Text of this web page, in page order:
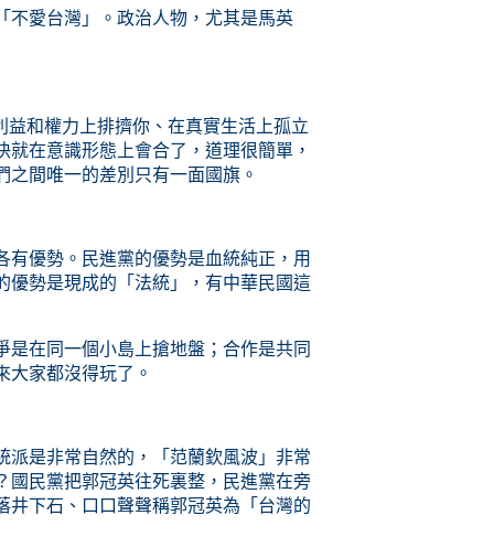
不愛台灣」。政治人物，尤其是馬英
益和權力 上排擠你、在真實生活上孤立
在意識形態上會合了，道理很簡單，
之間唯一的差別只有一面國旗。
優勢。民進黨的優勢是血統純正，用
優勢是現成的「法統」，有中華民國這
是在同一個小島上搶地盤；合作是共同
大家都沒得玩了。
派是非常自然的，「范蘭欽風波」非常
國民黨把郭冠英往死裏整，民進黨在旁
井下石、 口口聲聲稱郭冠英為「台灣的